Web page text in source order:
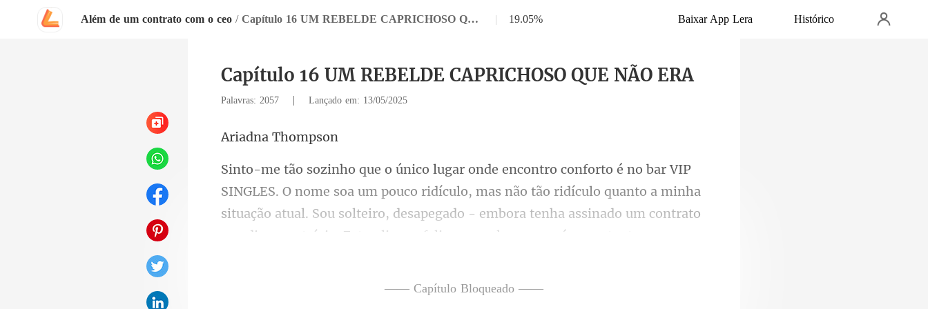
Além de um contrato com o ceo / Capítulo 16 UM REBELDE CAPRICHOSO QUE NÃO ERA | 19.05% Baixar App Lera Histórico
Capítulo 16 UM REBELDE CAPRICHOSO QUE NÃO ERA
Palavras: 2057 | Lançado em: 13/05/2025
na Th
ridículo, mas não tão ridículo quanto a minha
situação atual. Sou solteiro, desapegado - embora tenha as
—— Capítulo Bloqueado ——